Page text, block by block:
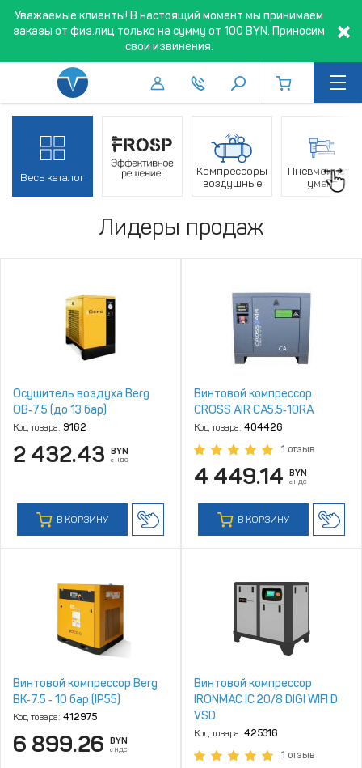
Уважаемые клиенты! В настоящий момент мы принимаем
заказы от физ.лиц только на сумму от 100 BYN. Приносим
свои извинения.
Весь каталог
Компрессоры
воздушные
Пневмоинстр
умент
Лидеры продаж
Осушитель воздуха Berg
ОВ‑7.5 (до 13 бар)
Код товара: 9162
2 432.43 BYN
с НДС
В КОРЗИНУ
Винтовой компрессор
CROSS AIR CA5.5‑10RA
Код товара: 404426
1 отзыв
4 449.14 BYN
с НДС
В КОРЗИНУ
Винтовой компрессор Berg
ВК‑7.5 ‑ 10 бар (IP55)
Код товара: 412975
6 899.26 BYN
с НДС
Винтовой компрессор
IRONMAC IC 20/8 DIGI WIFI D
VSD
Код товара: 425316
1 отзыв